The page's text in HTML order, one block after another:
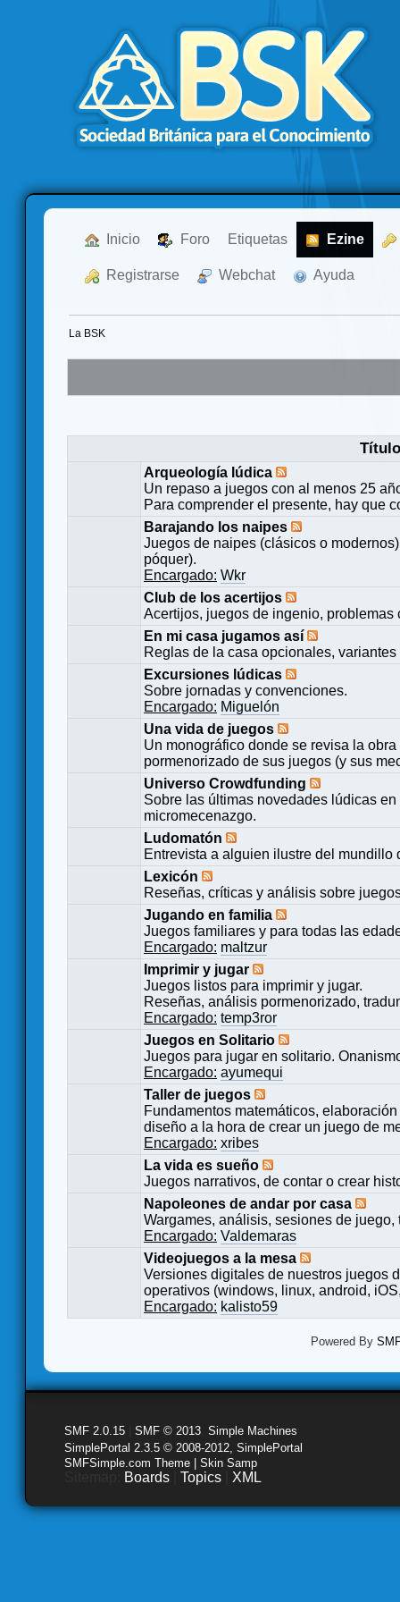
Inicio Foro Etiquetas Ezine
Registrarse Webchat Ayuda
La BSK
Título
Arqueología lúdica
Un repaso a juegos con al menos 25
Para comprender el presente, hay que
Barajando los naipes
Juegos de naipes (clásicos o
póquer).
Encargado: Wkr
Club de los acertijos
Acertijos, juegos de ingenio,
En mi casa jugamos así
Reglas de la casa opcionales,
Excursiones lúdicas
Sobre jornadas y convenciones.
Encargado: Miguelón
Una vida de juegos
Un monográfico donde se revisa la
pormenorizado de sus juegos (y sus
Universo Crowdfunding
Sobre las últimas novedades lúdicas
micromecenazgo.
Ludomatón
Entrevista a alguien ilustre del mundillo
Lexicón
Reseñas, críticas y análisis sobre
Jugando en familia
Juegos familiares y para todas las
Encargado: maltzur
Imprimir y jugar
Juegos listos para imprimir y jugar.
Reseñas, análisis pormenorizado,
Encargado: temp3ror
Juegos en Solitario
Juegos para jugar en solitario.
Encargado: ayumequi
Taller de juegos
Fundamentos matemáticos,
diseño a la hora de crear un juego de
Encargado: xribes
La vida es sueño
Juegos narrativos, de contar o crear
Napoleones de andar por casa
Wargames, análisis, sesiones de
Encargado: Valdemaras
Videojuegos a la mesa
Versiones digitales de nuestros juegos
operativos (windows, linux, android,
Encargado: kalisto59
Powered By
SMF 2.0.15 SMF © 2013 Simple Machines
SimplePortal 2.3.5 © 2008-2012, SimplePortal
SMFSimple.com Theme | Skin Samp
Boards Topics XML